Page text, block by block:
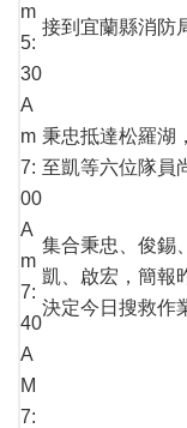
m
5:
30
接到宜蘭縣消防
A
m
7:
00
秉忠抵達松羅湖
至凱等六位隊員
A
m
7:
40
集合秉忠、俊錫
凱、啟宏，簡報
決定今日搜救作
A
M
7: